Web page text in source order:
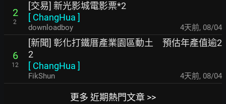
2
2
[交易] 新光影城電影票*2
[ ChangHua ]
downloadboy 4天前, 08/04
6
12
[新聞] 彰化打鐵厝產業園區動土 預估年產值逾2
2
[ ChangHua ]
FikShun 4天前, 08/04
更多 近期熱門文章 >>